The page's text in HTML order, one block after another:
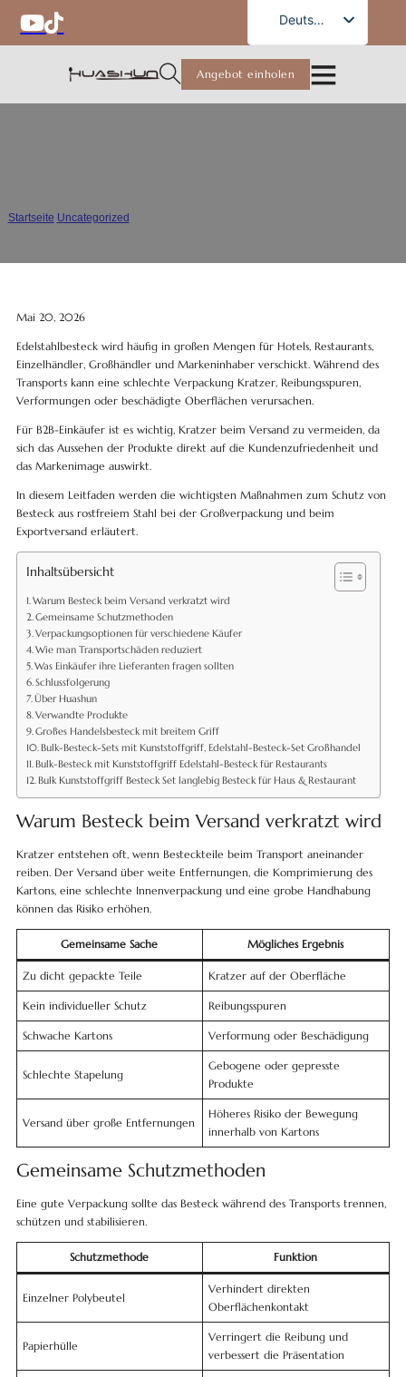
German
Deutsch
English
French
Angebot einholen
Startseite Uncategorized
Mai 20, 2026
Edelstahlbesteck wird häufig in großen Mengen für Hotels, Restaurants,
Einzelhändler, Großhändler und Markeninhaber verschickt. Während des
Transports kann eine schlechte Verpackung Kratzer, Reibungsspuren,
Verformungen oder beschädigte Oberflächen verursachen.
Für B2B-Einkäufer ist es wichtig, Kratzer beim Versand zu vermeiden, da
sich das Aussehen der Produkte direkt auf die Kundenzufriedenheit und
das Markenimage auswirkt.
In diesem Leitfaden werden die wichtigsten Maßnahmen zum Schutz von
Besteck aus rostfreiem Stahl bei der Großverpackung und beim
Exportversand erläutert.
Inhaltsübersicht
Warum Besteck beim Versand verkratzt wird
Gemeinsame Schutzmethoden
Verpackungsoptionen für verschiedene Käufer
Wie man Transportschäden reduziert
Was Einkäufer ihre Lieferanten fragen sollten
Schlussfolgerung
Über Huashun
Verwandte Produkte
Großes Handelsbesteck mit breitem Griff
Bulk-Besteck-Sets mit Kunststoffgriff, Edelstahl-Besteck-Set Großhandel
Bulk-Besteck mit Kunststoffgriff Edelstahl-Besteck für Restaurants
Bulk Kunststoffgriff Besteck Set langlebig Besteck für Haus & Restaurant
Warum Besteck beim Versand verkratzt wird
Kratzer entstehen oft, wenn Besteckteile beim Transport aneinander
reiben. Der Versand über weite Entfernungen, die Komprimierung des
Kartons, eine schlechte Innenverpackung und eine grobe Handhabung
können das Risiko erhöhen.
Gemeinsame Sache Mögliches Ergebnis
Zu dicht gepackte Teile Kratzer auf der Oberfläche
Kein individueller Schutz Reibungsspuren
Schwache Kartons Verformung oder Beschädigung
Schlechte Stapelung
Gebogene oder gepresste
Produkte
Versand über große Entfernungen
Höheres Risiko der Bewegung
innerhalb von Kartons
Gemeinsame Schutzmethoden
Eine gute Verpackung sollte das Besteck während des Transports trennen,
schützen und stabilisieren.
Schutzmethode Funktion
Einzelner Polybeutel
Verhindert direkten
Oberflächenkontakt
Papierhülle
Verringert die Reibung und
verbessert die Präsentation